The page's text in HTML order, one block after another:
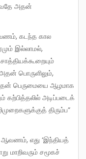
அதன்
இல்லாமல்,
அதன் பொருளிலும்,
பெருமையை ஆழமாக
கற்பித்தலில் அடிப்படைக்
திரும்ப”
மாறிவரும் சமூகச்